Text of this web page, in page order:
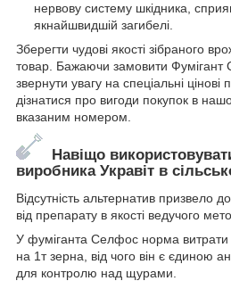
нервову систему шкідника,
якнайшвидшій загибелі.
Зберегти чудові якості зібраного
товар. Бажаючи замовити
звернути увагу на спеціальні цінові
дізнатися про вигоди покупок в
вказаним номером.
Навіщо
виробника Укравіт в
Відсутність альтернатив призвело
від препарату в якості ведучого
У фуміганта Селфос норма витрати
на 1т зерна, від чого він є єдиною
для контролю над щурами.